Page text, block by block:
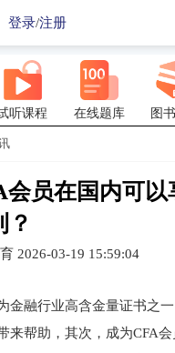
登录/注册
听课程 在线题库 图
会员在国内可以
？
2026-03-19 15:59:04
金融行业高含金量证书之
来帮助，其次，成为CFA